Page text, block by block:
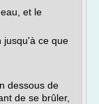
et le
jusqu'à ce que
dessous de
de se brûler,